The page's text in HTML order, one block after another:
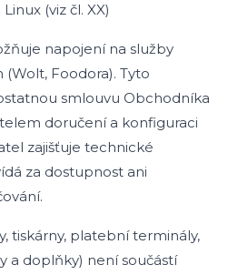
(viz čl. XX)
napojení na služby
Foodora). Tyto
smlouvu Obchodníka
doručení a konfiguraci
zajišťuje technické
za dostupnost ani
tiskárny, platební terminály,
a doplňky) není součástí